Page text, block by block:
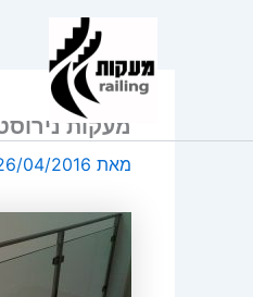
מעקות
מאת 04/2016